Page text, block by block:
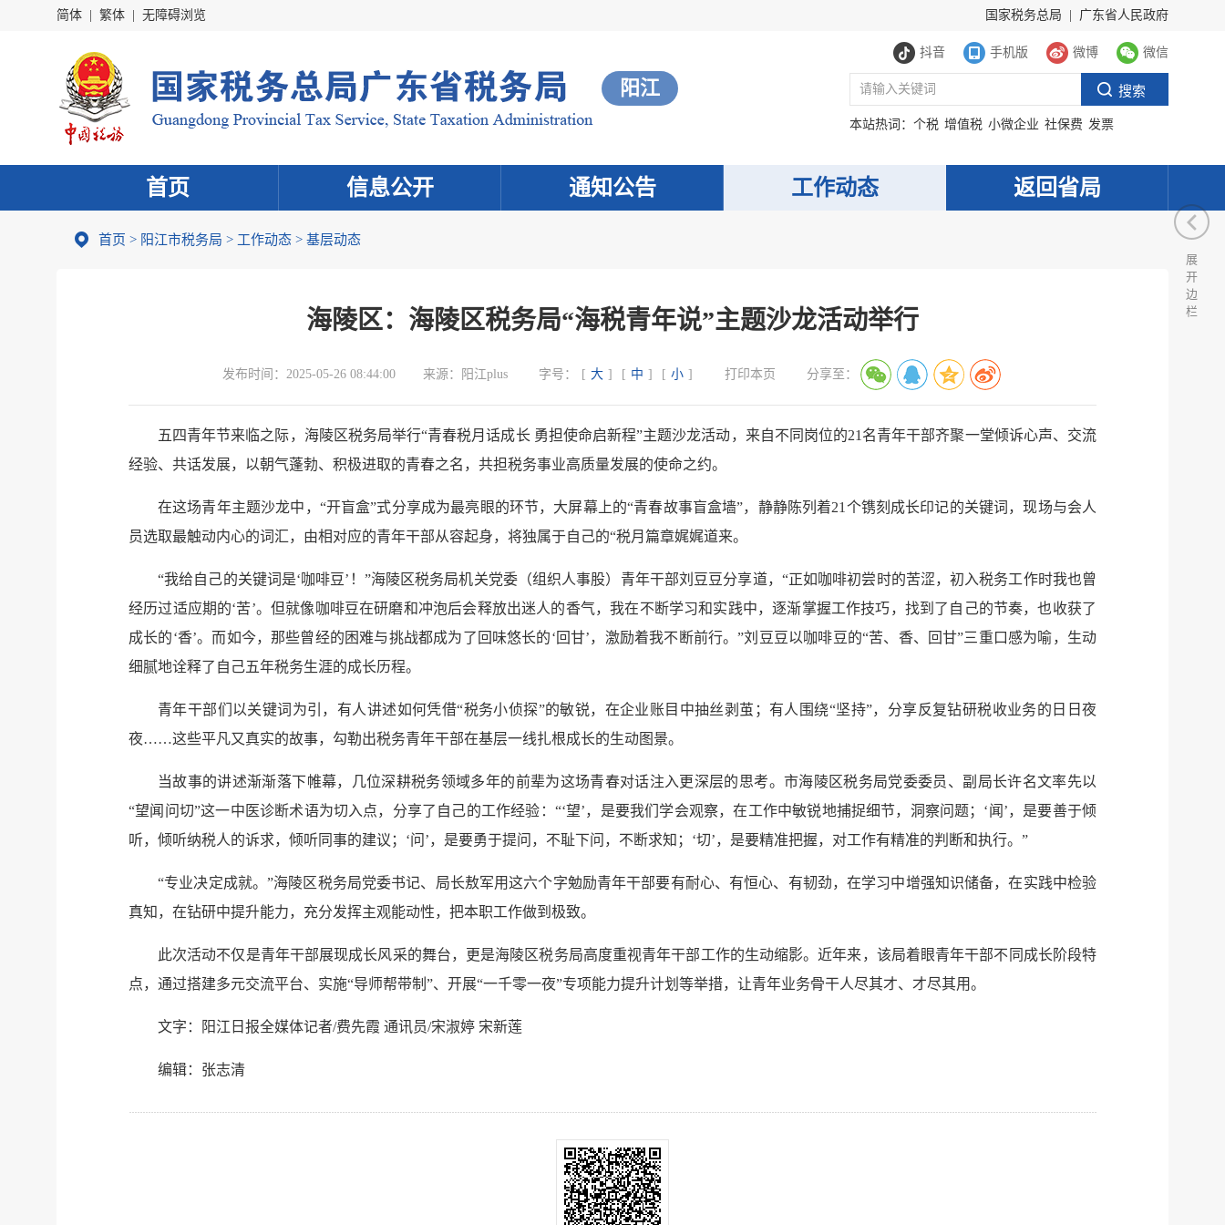
简体 繁体 无障碍浏览 国家税务总局 广东省人民政府
抖音 手机版 微博 微信
阳江
本站热词： 个税 增值税 小微企业 社保费 发票
首页 信息公开 通知公告 工作动态 返回省局
首页 > 阳江市税务局 > 工作动态 > 基层动态
海陵区：海陵区税务局“海税青年说”主题沙龙活动举行
发布时间： 2025-05-26 08:44:00 来源： 阳江plus 字号： [ 大 ] [ 中 ] [ 小 ] 打印本页 分享至：
五四青年节来临之际，海陵区税务局举行“青春税月话成长 勇担使命启新程”主题沙龙活动，来自不同岗位的21名青年干部齐聚一堂倾诉心声、交流
经验、共话发展，以朝气蓬勃、积极进取的青春之名，共担税务事业高质量发展的使命之约。
在这场青年主题沙龙中，“开盲盒”式分享成为最亮眼的环节，大屏幕上的“青春故事盲盒墙”，静静陈列着21个镌刻成长印记的关键词，现场与会人
员选取最触动内心的词汇，由相对应的青年干部从容起身，将独属于自己的“税月篇章娓娓道来。
“我给自己的关键词是‘咖啡豆’！”海陵区税务局机关党委（组织人事股）青年干部刘豆豆分享道，“正如咖啡初尝时的苦涩，初入税务工作时我也曾
经历过适应期的‘苦’。但就像咖啡豆在研磨和冲泡后会释放出迷人的香气，我在不断学习和实践中，逐渐掌握工作技巧，找到了自己的节奏，也收获了
成长的‘香’。而如今，那些曾经的困难与挑战都成为了回味悠长的‘回甘’，激励着我不断前行。”刘豆豆以咖啡豆的“苦、香、回甘”三重口感为喻，生动
细腻地诠释了自己五年税务生涯的成长历程。
青年干部们以关键词为引，有人讲述如何凭借“税务小侦探”的敏锐，在企业账目中抽丝剥茧；有人围绕“坚持”，分享反复钻研税收业务的日日夜
夜……这些平凡又真实的故事，勾勒出税务青年干部在基层一线扎根成长的生动图景。
当故事的讲述渐渐落下帷幕，几位深耕税务领域多年的前辈为这场青春对话注入更深层的思考。市海陵区税务局党委委员、副局长许名文率先以
“望闻问切”这一中医诊断术语为切入点，分享了自己的工作经验：“‘望’，是要我们学会观察，在工作中敏锐地捕捉细节，洞察问题；‘闻’，是要善于倾
听，倾听纳税人的诉求，倾听同事的建议；‘问’，是要勇于提问，不耻下问，不断求知；‘切’，是要精准把握，对工作有精准的判断和执行。”
“专业决定成就。”海陵区税务局党委书记、局长敖军用这六个字勉励青年干部要有耐心、有恒心、有韧劲，在学习中增强知识储备，在实践中检验
真知，在钻研中提升能力，充分发挥主观能动性，把本职工作做到极致。
此次活动不仅是青年干部展现成长风采的舞台，更是海陵区税务局高度重视青年干部工作的生动缩影。近年来，该局着眼青年干部不同成长阶段特
点，通过搭建多元交流平台、实施“导师帮带制”、开展“一千零一夜”专项能力提升计划等举措，让青年业务骨干人尽其才、才尽其用。
文字：阳江日报全媒体记者/费先霞 通讯员/宋淑婷 宋新莲
编辑：张志清
展
开
边
栏